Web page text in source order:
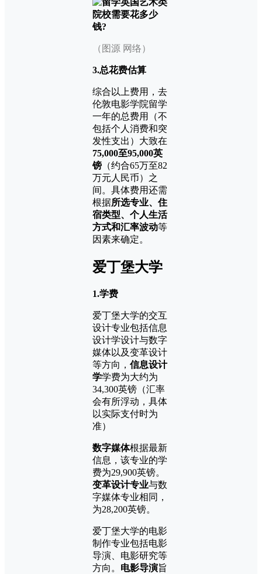
（图源 网络）
3.总花费估算
综合以上费用，去
伦敦电影学院留学
一年的总费用（不
包括个人消费和突
发性支出）大致在
75,000至95,000英
镑 （约合65万至82
万元人民币）之
间。具体费用还需
根据所选专业、住
宿类型、个人生活
方式和汇率波动等
因素来确定。
爱丁堡大学
1.学费
爱丁堡大学的交互
设计专业包括信息
设计学设计与数字
媒体以及变革设计
等方向， 信息设计
学学费为大约为
34,300英镑（汇率
会有所浮动，具体
以实际支付时为
准）
数字媒体根据最新
信息，该专业的学
费为29,900英镑。
变革设计专业与数
字媒体专业相同，
为28,200英镑。
爱丁堡大学的电影
制作专业包括电影
导演、电影研究等
方向。 电影导演旨